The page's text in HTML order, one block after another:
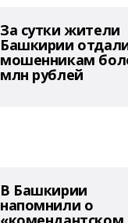
За сутки жители
Башкирии
мошенникам
млн рублей
В Башкирии
напомнили о